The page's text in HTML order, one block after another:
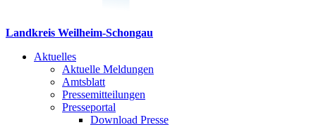
Landkreis Weilheim-Schongau
Aktuelles
Aktuelle Meldungen
Amtsblatt
Pressemitteilungen
Presseportal
Download Presse